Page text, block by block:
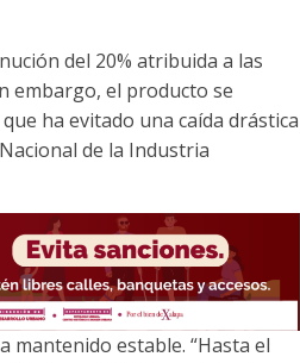
del 20% atribuida a las
embargo, el producto se
ha evitado una caída drástica
de la Industria
mantenido estable. “Hasta el